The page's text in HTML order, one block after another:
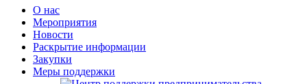
О нас
Мероприятия
Новости
Раскрытие информации
Закупки
Меры поддержки